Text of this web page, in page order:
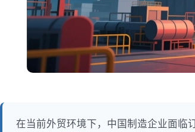
在当前外贸环境下，中国制造企业面临